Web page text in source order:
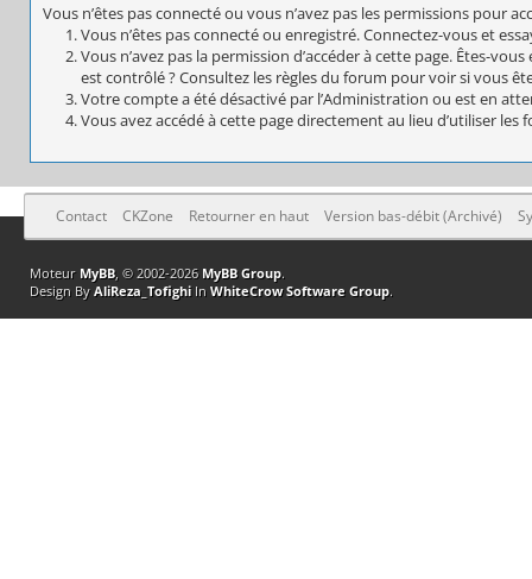
Vous n’êtes pas connecté ou vous n’avez pas les permissions pour
Vous n’êtes pas connecté ou enregistré. Connectez-vous et
Vous n’avez pas la permission d’accéder à cette page. Êtes-
est contrôlé ? Consultez les règles du forum pour voir si vous
Votre compte a été désactivé par l’Administration ou est en
Vous avez accédé à cette page directement au lieu d’utiliser
Contact CKZone Retourner en haut Version bas-débit (Archivé)
Moteur MyBB, © 2002-2026 MyBB Group.
Design By AliReza_TofighiIn WhiteCrow Software Group.